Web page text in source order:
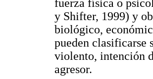
fuerza física o
y Shifter, 1999) y
biológico,
pueden clasificarse
violento, intención
agresor.